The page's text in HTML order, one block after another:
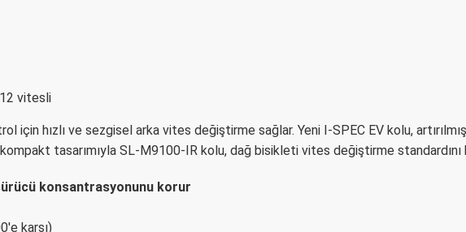
vitesli
için hızlı ve sezgisel arka vites değiştirme sağlar. Yeni I-SPEC EV kolu,
tasarımıyla SL-M9100-IR kolu, dağ bisikleti vites değiştirme
konsantrasyonunu korur
karşı)